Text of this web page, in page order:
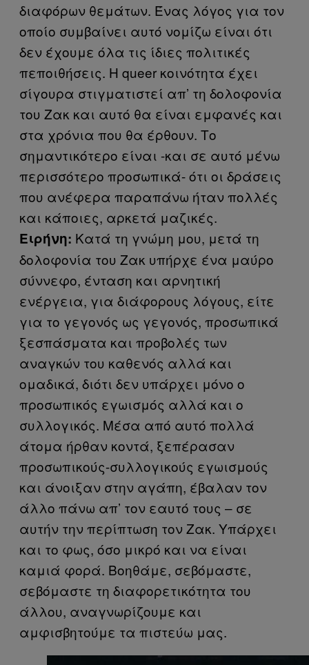
διαφόρων θεμάτων. Ένας λόγος για τον
οποίο συμβαίνει αυτό νομίζω είναι ότι
δεν έχουμε όλα τις ίδιες πολιτικές
πεποιθήσεις. Η queer κοινότητα έχει
σίγουρα στιγματιστεί απ’ τη δολοφονία
του Ζακ και αυτό θα είναι εμφανές και
στα χρόνια που θα έρθουν. Το
σημαντικότερο είναι -και σε αυτό μένω
περισσότερο προσωπικά- ότι οι δράσεις
που ανέφερα παραπάνω ήταν πολλές
και κάποιες, αρκετά μαζικές.
Ειρήνη: Κατά τη γνώμη μου, μετά τη
δολοφονία του Ζακ υπήρχε ένα μαύρο
σύννεφο, ένταση και αρνητική
ενέργεια, για διάφορους λόγους, είτε
για το γεγονός ως γεγονός, προσωπικά
ξεσπάσματα και προβολές των
αναγκών του καθενός αλλά και
ομαδικά, διότι δεν υπάρχει μόνο ο
προσωπικός εγωισμός αλλά και ο
συλλογικός. Μέσα από αυτό πολλά
άτομα ήρθαν κοντά, ξεπέρασαν
προσωπικούς-συλλογικούς εγωισμούς
και άνοιξαν στην αγάπη, έβαλαν τον
άλλο πάνω απ’ τον εαυτό τους – σε
αυτήν την περίπτωση τον Ζακ. Υπάρχει
και το φως, όσο μικρό και να είναι
καμιά φορά. Βοηθάμε, σεβόμαστε,
σεβόμαστε τη διαφορετικότητα του
άλλου, αναγνωρίζουμε και
αμφισβητούμε τα πιστεύω μας.